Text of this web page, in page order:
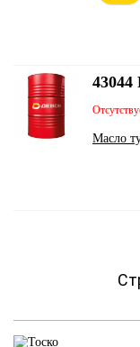
Масло
43044